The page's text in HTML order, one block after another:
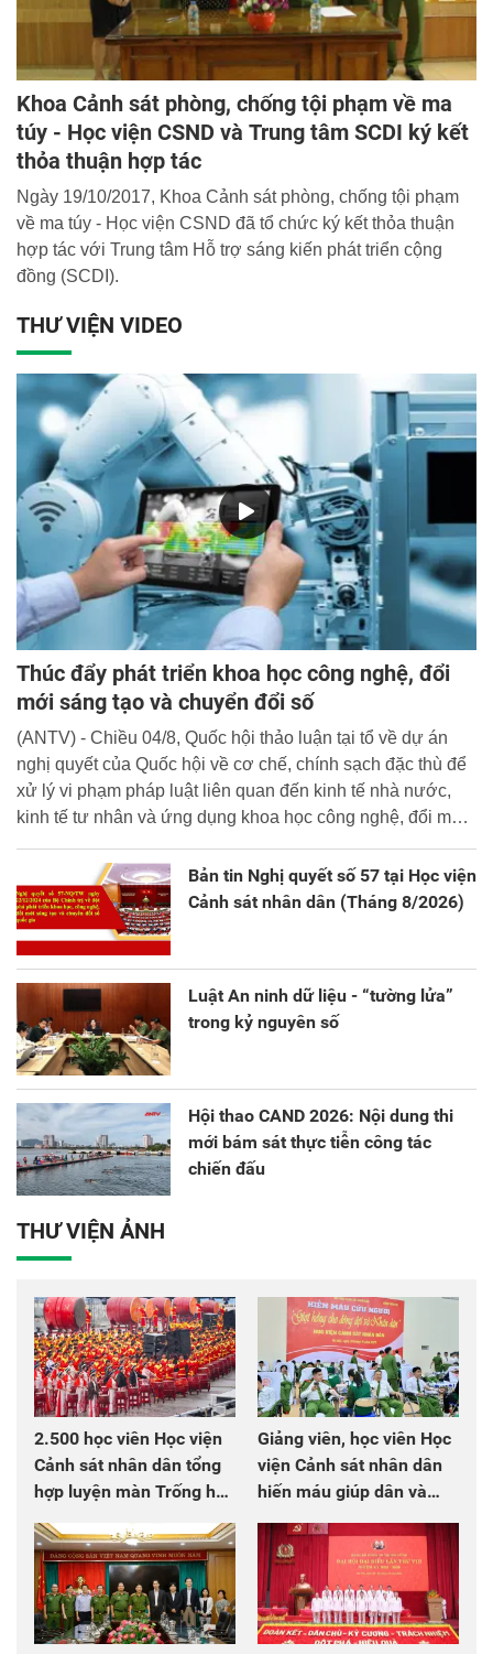
Khoa Cảnh sát phòng, chống tội phạm về ma
túy - Học viện CSND và Trung tâm SCDI ký kết
thỏa thuận hợp tác
Ngày 19/10/2017, Khoa Cảnh sát phòng, chống tội phạm
về ma túy - Học viện CSND đã tổ chức ký kết thỏa thuận
hợp tác với Trung tâm Hỗ trợ sáng kiến phát triển cộng
đồng (SCDI).
THƯ VIỆN VIDEO
Thúc đẩy phát triển khoa học công nghệ, đổi
mới sáng tạo và chuyển đổi số
(ANTV) - Chiều 04/8, Quốc hội thảo luận tại tổ về dự án
nghị quyết của Quốc hội về cơ chế, chính sạch đặc thù để
xử lý vi phạm pháp luật liên quan đến kinh tế nhà nước,
kinh tế tư nhân và ứng dụng khoa học công nghệ, đổi mới
Bản tin Nghị quyết số 57 tại Học viện
Cảnh sát nhân dân (Tháng 8/2026)
Luật An ninh dữ liệu - “tường lửa”
trong kỷ nguyên số
Hội thao CAND 2026: Nội dung thi
mới bám sát thực tiễn công tác
chiến đấu
THƯ VIỆN ẢNH
2.500 học viên Học viện
Cảnh sát nhân dân tổng
hợp luyện màn Trống hội
chào mừng Đại hội Đảng
Giảng viên, học viên Học
viện Cảnh sát nhân dân
hiến máu giúp dân và
đồng đội